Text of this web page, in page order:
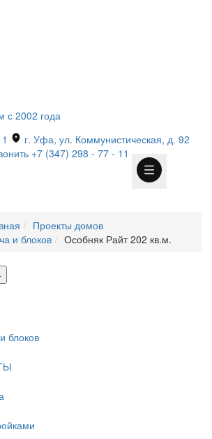
с 2002 года
г. Уфа, ул. Коммунистическая, д. 92
+7 (347) 298 - 77 - 11
Проекты домов
и блоков
Особняк Райт 202 кв.м.
блоков